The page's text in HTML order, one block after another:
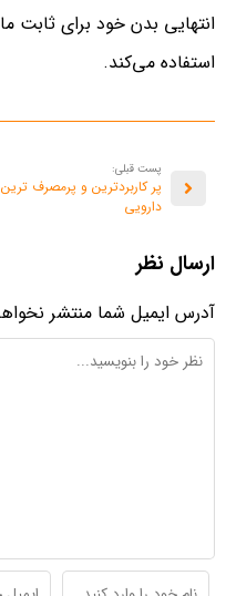
انتهایی بدن خود برای
استفاده می‌کند.
پست قبلی:
پر کاربردترین و پرمصرف
دارویی
ارسال نظر
آدرس ایمیل شما منتشر